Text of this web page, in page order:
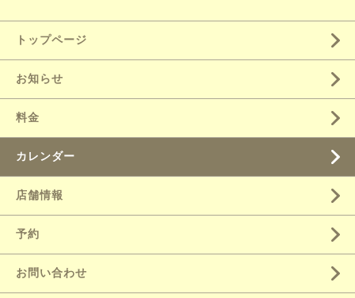
トップページ
お知らせ
料金
カレンダー
店舗情報
予約
お問い合わせ